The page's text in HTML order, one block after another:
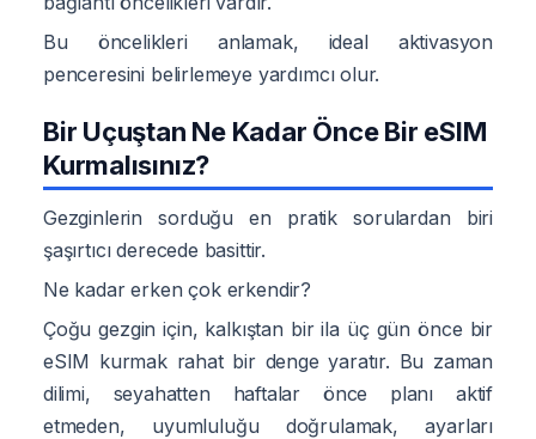
Bu öncelikleri anlamak, ideal aktivasyon
penceresini belirlemeye yardımcı olur.
Bir Uçuştan Ne Kadar Önce Bir eSIM
Kurmalısınız?
Gezginlerin sorduğu en pratik sorulardan biri
şaşırtıcı derecede basittir.
Ne kadar erken çok erkendir?
Çoğu gezgin için, kalkıştan bir ila üç gün önce bir
eSIM kurmak rahat bir denge yaratır. Bu zaman
dilimi, seyahatten haftalar önce planı aktif
etmeden, uyumluluğu doğrulamak, ayarları